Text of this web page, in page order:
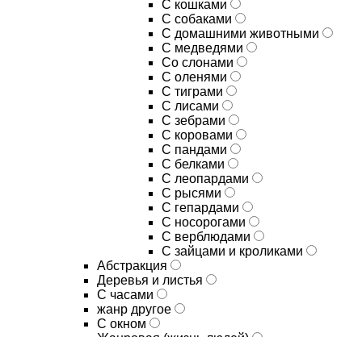
С кошками
С собаками
С домашними животными
С медведями
Со слонами
С оленями
С тиграми
С лисами
С зебрами
С коровами
С пандами
С белками
С леопардами
С рысями
С гепардами
С носорогами
С верблюдами
С зайцами и кроликами
Абстракция
Деревья и листья
С часами
жанр другое
С окном